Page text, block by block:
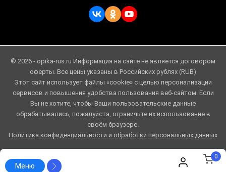
Меню
0
© 2026 - opika-rus.ru Информация на сайте не является договором
оферты. Все цены указаны в Российских рублях (RUB)
Этот сайт использует файлы «cookie» с целью персонализации
сервисов и повышения удобства пользования веб-сайтом. Если
Вы не хотите, чтобы Ваши пользовательские данные
обрабатывались, пожалуйста, ограничьте их использование в
своём браузере.
Политика конфиденциальности и обработки персональных данных